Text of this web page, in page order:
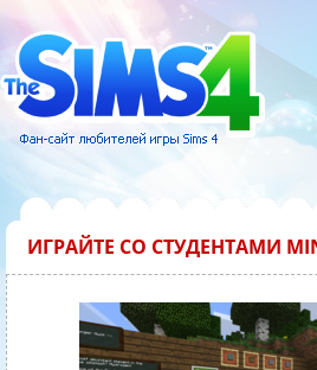
ИГРАЙТЕ СО СТУДЕНТАМИ